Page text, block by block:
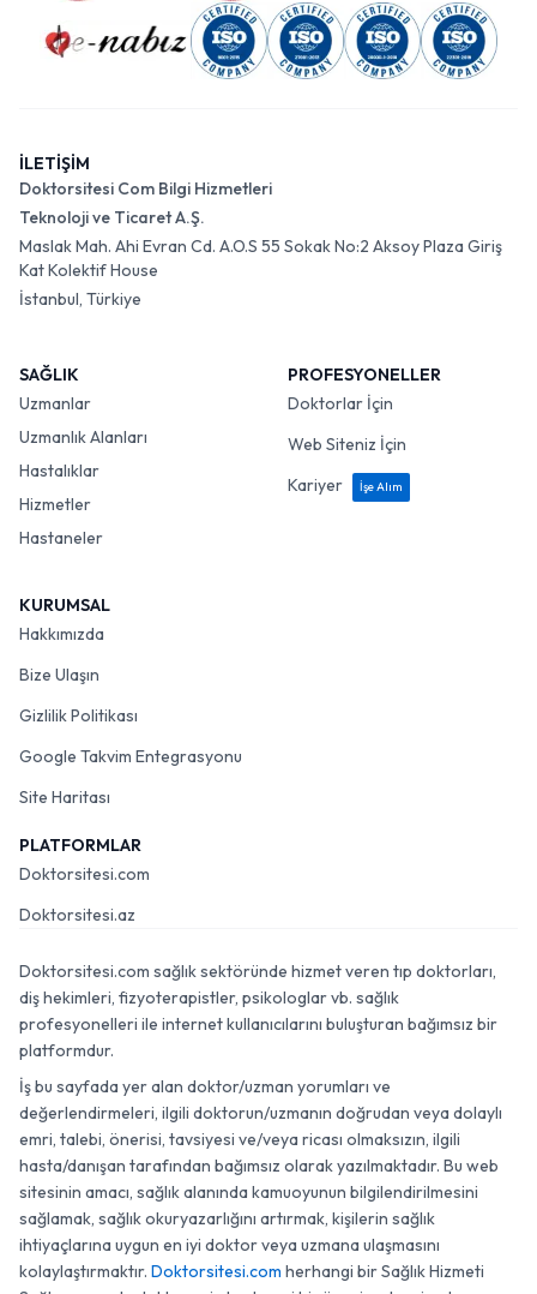
İLETİŞİM
Doktorsitesi Com Bilgi Hizmetleri
Teknoloji ve Ticaret A.Ş.
Maslak Mah. Ahi Evran Cd. A.O.S 55 Sokak No:2 Aksoy Plaza Giriş
Kat Kolektif House
İstanbul, Türkiye
SAĞLIK
Uzmanlar
Uzmanlık Alanları
Hastalıklar
Hizmetler
Hastaneler
PROFESYONELLER
Doktorlar İçin
Web Siteniz İçin
Kariyer
İşe Alım
KURUMSAL
Hakkımızda
Bize Ulaşın
Gizlilik Politikası
Google Takvim Entegrasyonu
Site Haritası
PLATFORMLAR
Doktorsitesi.com
Doktorsitesi.az
Doktorsitesi.com sağlık sektöründe hizmet veren tıp doktorları,
diş hekimleri, fizyoterapistler, psikologlar vb. sağlık
profesyonelleri ile internet kullanıcılarını buluşturan bağımsız bir
platformdur.
İş bu sayfada yer alan doktor/uzman yorumları ve
değerlendirmeleri, ilgili doktorun/uzmanın doğrudan veya dolaylı
emri, talebi, önerisi, tavsiyesi ve/veya ricası olmaksızın, ilgili
hasta/danışan tarafından bağımsız olarak yazılmaktadır. Bu web
sitesinin amacı, sağlık alanında kamuoyunun bilgilendirilmesini
sağlamak, sağlık okuryazarlığını artırmak, kişilerin sağlık
ihtiyaçlarına uygun en iyi doktor veya uzmana ulaşmasını
kolaylaştırmaktır. Doktorsitesi.com herhangi bir Sağlık Hizmeti